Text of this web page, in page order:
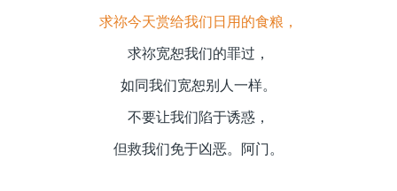
求祢今天赏给我们日用的食粮，
求祢宽恕我们的罪过，
如同我们宽恕别人一样。
不要让我们陷于诱惑，
但救我们免于凶恶。阿门。